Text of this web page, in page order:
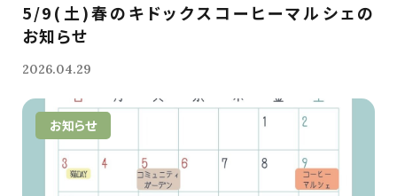
5/9(土)春のキドックスコーヒーマルシェの
お知らせ
2026.04.29
お知らせ